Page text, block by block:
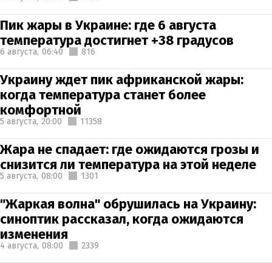
Пик жары в Украине: где 6 августа
температура достигнет +38 градусов
6 августа, 06:40 816
Украину ждет пик африканской жары:
когда температура станет более
комфортной
5 августа, 20:00 11358
Жара не спадает: где ожидаются грозы и
снизится ли температура на этой неделе
5 августа, 08:00 1301
"Жаркая волна" обрушилась на Украину:
синоптик рассказал, когда ожидаются
изменения
4 августа, 08:00 2339